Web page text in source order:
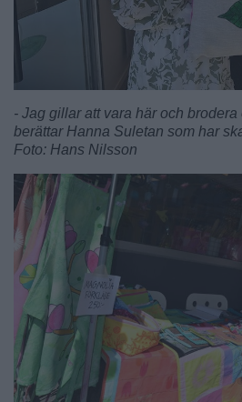
- Jag gillar att vara här och
berättar Hanna Suletan som har
Foto: Hans Nilsson